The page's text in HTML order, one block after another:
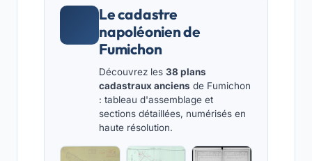
Le cadastre
napoléonien de
Fumichon
Découvrez les 38 plans
cadastraux anciens de Fumichon
: tableau d'assemblage et
sections détaillées, numérisés en
haute résolution.